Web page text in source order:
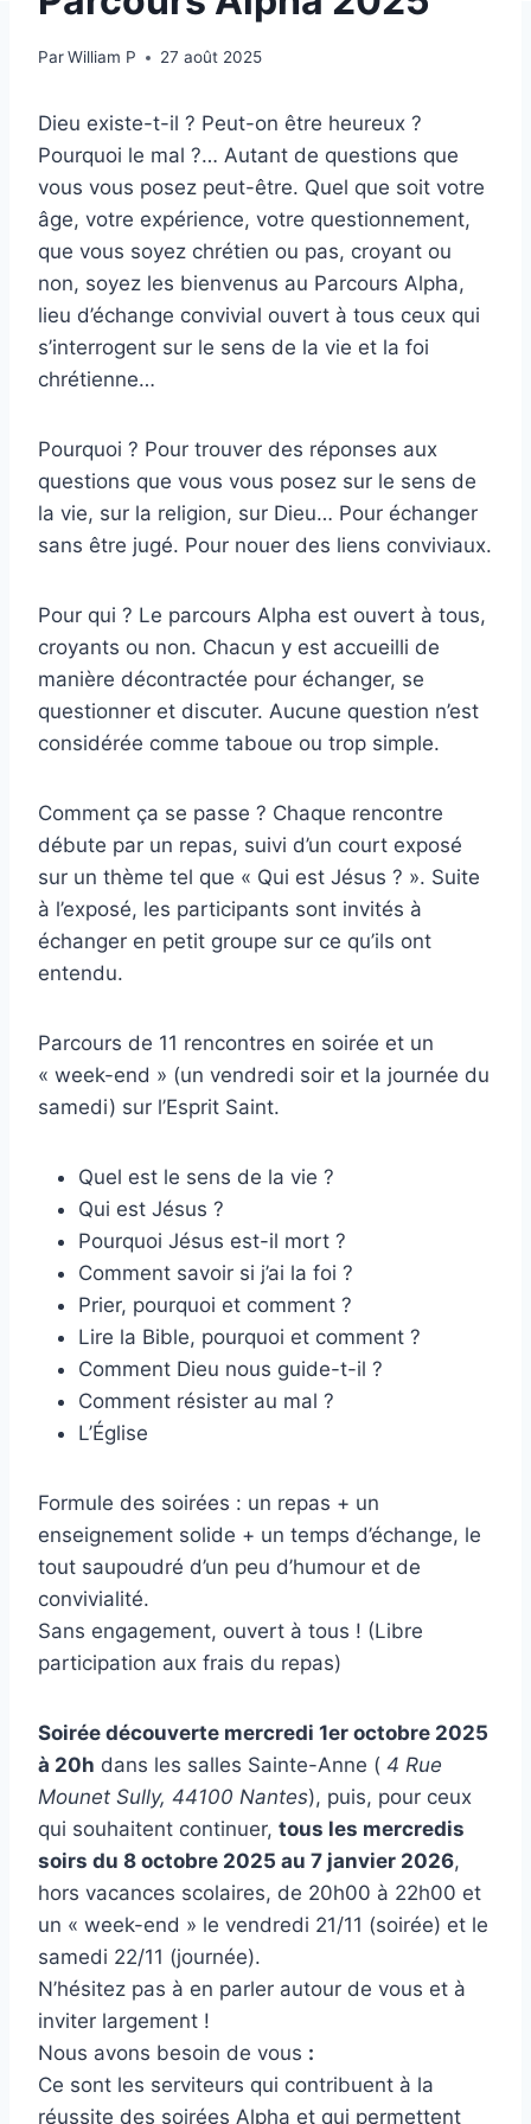
ParWilliam P 27 août 2025
Dieu existe-t-il ? Peut-on être heureux ?
Pourquoi le mal ?… Autant de questions que
vous vous posez peut-être. Quel que soit votre
âge, votre expérience, votre questionnement,
que vous soyez chrétien ou pas, croyant ou
non, soyez les bienvenus au Parcours Alpha,
lieu d’échange convivial ouvert à tous ceux qui
s’interrogent sur le sens de la vie et la foi
chrétienne…
Pourquoi ? Pour trouver des réponses aux
questions que vous vous posez sur le sens de
la vie, sur la religion, sur Dieu… Pour échanger
sans être jugé. Pour nouer des liens conviviaux.
Pour qui ? Le parcours Alpha est ouvert à tous,
croyants ou non. Chacun y est accueilli de
manière décontractée pour échanger, se
questionner et discuter. Aucune question n’est
considérée comme taboue ou trop simple.
Comment ça se passe ? Chaque rencontre
débute par un repas, suivi d’un court exposé
sur un thème tel que « Qui est Jésus ? ». Suite
à l’exposé, les participants sont invités à
échanger en petit groupe sur ce qu’ils ont
entendu.
Parcours de 11 rencontres en soirée et un
« week-end » (un vendredi soir et la journée du
samedi) sur l’Esprit Saint.
Quel est le sens de la vie ?
Qui est Jésus ?
Pourquoi Jésus est-il mort ?
Comment savoir si j’ai la foi ?
Prier, pourquoi et comment ?
Lire la Bible, pourquoi et comment ?
Comment Dieu nous guide-t-il ?
Comment résister au mal ?
L’Église
Formule des soirées : un repas + un
enseignement solide + un temps d’échange, le
tout saupoudré d’un peu d’humour et de
convivialité.
Sans engagement, ouvert à tous ! (Libre
participation aux frais du repas)
Soirée découverte mercredi 1er octobre 2025
à 20h dans les salles Sainte-Anne ( 4 Rue
Mounet Sully, 44100 Nantes), puis, pour ceux
qui souhaitent continuer, tous les mercredis
soirs du 8 octobre 2025 au 7 janvier 2026,
hors vacances scolaires, de 20h00 à 22h00 et
un « week-end » le vendredi 21/11 (soirée) et le
samedi 22/11 (journée).
N’hésitez pas à en parler autour de vous et à
inviter largement !
Nous avons besoin de vous :
Ce sont les serviteurs qui contribuent à la
réussite des soirées Alpha et qui permettent